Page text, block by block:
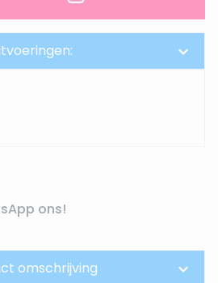
ons!
omschrijving